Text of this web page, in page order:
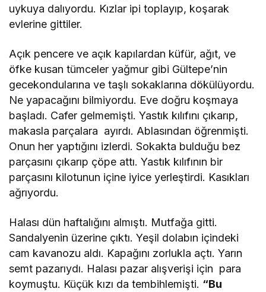
uykuya dalıyordu. Kızlar ipi toplayıp, koşarak
evlerine gittiler.
Açık pencere ve açık kapılardan küfür, ağıt, ve
öfke kusan tümceler yağmur gibi Gültepe’nin
gecekondularına ve taşlı sokaklarına dökülüyordu.
Ne yapacağını bilmiyordu. Eve doğru koşmaya
başladı. Cafer gelmemişti. Yastık kılıfını çıkarıp,
makasla parçalara ayırdı. Ablasından öğrenmişti.
Onun her yaptığını izlerdi. Sokakta bulduğu bez
parçasını çıkarıp çöpe attı. Yastık kılıfının bir
parçasını kilotunun içine iyice yerleştirdi. Kasıkları
ağrıyordu.
Halası dün haftalığını almıştı. Mutfağa gitti.
Sandalyenin üzerine çıktı. Yeşil dolabın içindeki
cam kavanozu aldı. Kapağını zorlukla açtı. Yarın
semt pazarıydı. Halası pazar alışverişi için para
koymuştu. Küçük kızı da tembihlemişti. “Bu